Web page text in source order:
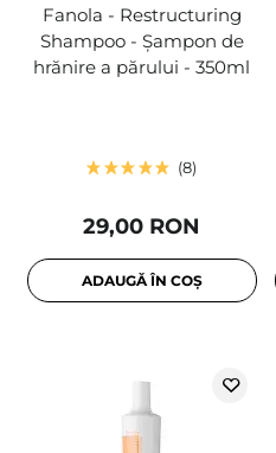
Fanola - Restructuring
Shampoo - Șampon de
hrănire a părului - 350ml
8
29,00 RON
ADAUGĂ ÎN COȘ